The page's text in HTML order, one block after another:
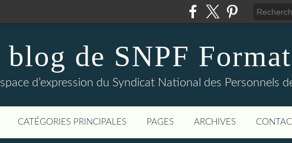
blog de SNPF
d’expression du Syndicat National des Personnels
CATÉGORIES PRINCIPALES PAGES ARCHIVES